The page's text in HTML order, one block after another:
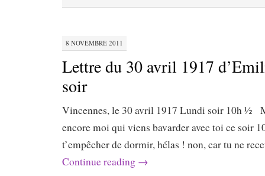
8 NOVEMBRE 2011
Lettre du 30 avril 1917
soir
Vincennes, le 30 avril 1917 Lundi soir 10h ½
encore moi qui viens bavarder avec toi ce soir
t’empêcher de dormir, hélas ! non, car tu ne
Continue reading →